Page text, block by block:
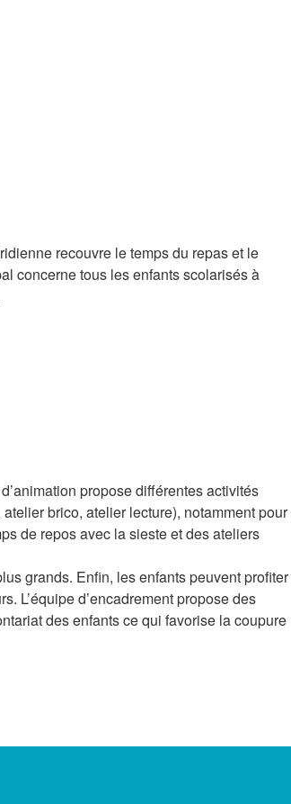
recouvre le temps du repas et le
concerne tous les enfants scolarisés à
propose différentes activités
brico, atelier lecture), notamment pour
de repos avec la sieste et des ateliers
grands. Enfin, les enfants peuvent profiter
L’équipe d’encadrement propose des
des enfants ce qui favorise la coupure